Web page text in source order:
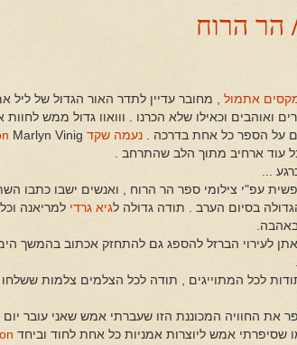
הר הרוח
אתמול , מחובר עדיין לתדר האור הגדול של
ואוהבים וכאילו שלא הכרנו . ווואוו גדול ממש
על הספר כל אחת בדרכה . נעמה שקד Marlyn Vinig
עוד ארחיב מתוך הלב שהתרחב .
...
עפ"י צילומי ספר הר הרוח , ואנשים ישבו כתבו
בסיום הערב . תודה גדולה לגיא גרדי למריאנה
לעירוי הברזל להספג גם להתחזק אכתוב בהמשך
לכל המתוייגים , תודה לכל הצלמים צלמות ששלחו
את החוויה המכוננת הזו שעברתי אמש שאני עובר
שסיפרתי אמש ליוצרות אמניות כל אחת לחוד וביחד